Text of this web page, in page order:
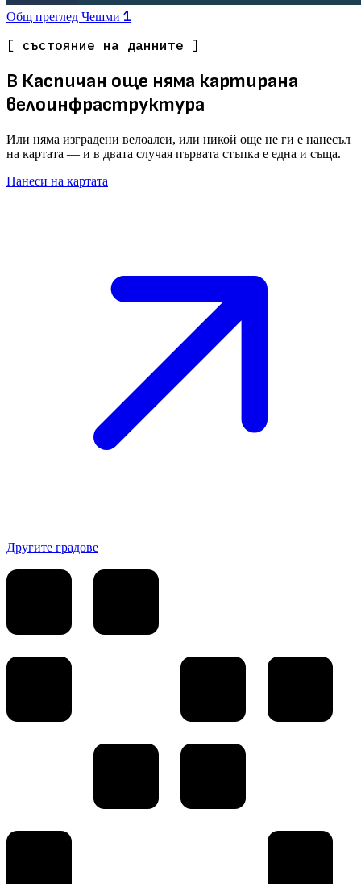
Общ преглед Чешми 1
[ състояние на данните ]
В Каспичан още няма картирана
велоинфраструктура
Или няма изградени велоалеи, или никой още не ги е нанесъл
на картата — и в двата случая първата стъпка е една и съща.
Нанеси на картата
Другите градове